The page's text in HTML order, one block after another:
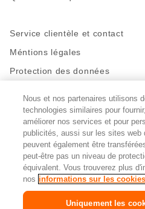
Service clientèle et contact
Méntions légales
Protection des données
Restez en contact!
Facebook
http://twitter.com/
https://Pinterest
Paramètres des cookies
FR IT
Nous et nos partenaires utilisons
technologies similaires pour
améliorer nos services et pour
publicités, aussi sur les sites web
peuvent également être
peut-être pas un niveau de
équivalent. Vous trouverez plus
nos informations sur les
Uniquement les